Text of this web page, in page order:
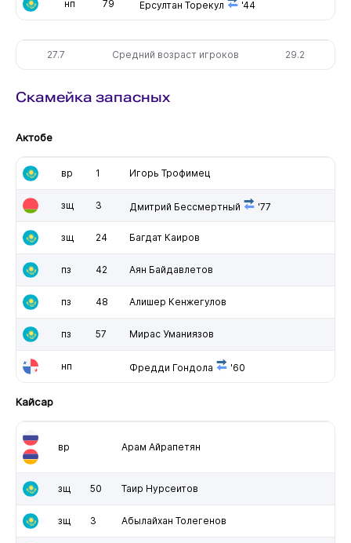
нп 79 Ерсултан Торекул '44
27.7 Средний возраст игроков 29.2
Скамейка запасных
Актобе
вр 1 Игорь Трофимец
зщ 3 Дмитрий Бессмертный '77
зщ 24 Багдат Каиров
пз 42 Аян Байдавлетов
пз 48 Алишер Кенжегулов
пз 57 Мирас Уманиязов
нп Фредди Гондола '60
Кайсар
вр Арам Айрапетян
зщ 50 Таир Нурсеитов
зщ 3 Абылайхан Толегенов